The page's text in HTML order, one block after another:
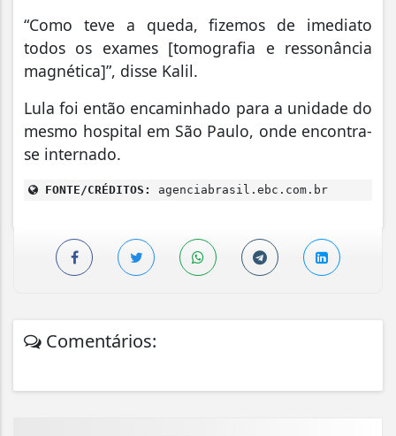
“Como teve a queda, fizemos de imediato
todos os exames [tomografia e ressonância
magnética]”, disse Kalil.
Lula foi então encaminhado para a unidade do
mesmo hospital em São Paulo, onde encontra-
se internado.
FONTE/CRÉDITOS: agenciabrasil.ebc.com.br
Comentários: